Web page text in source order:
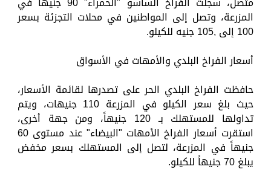
المزرعة، وتصل إلى المواطنين في محلات التجزئة بسعر
100 إلى ,105 جنيه للكيلو.
أسعار الفراخ البلدي والأمهات في الأسواق
حافظت الفراخ البلدي الحر على تصدرها لقائمة الأسعار،
حيث بلغ سعر الكيلو في المزرعة 110 جنيهات، ويتم
تداولها للمستهلك بـ 120 جنيهاً، ومن جهة أخرى،
استقرت أسعار الفراخ الأمهات "البيضاء" عند مستوى 60
جنيهاً في المزرعة، لتصل إلى المستهلك بسعر مخفض
يبلغ 70 جنيهاً للكيلو.